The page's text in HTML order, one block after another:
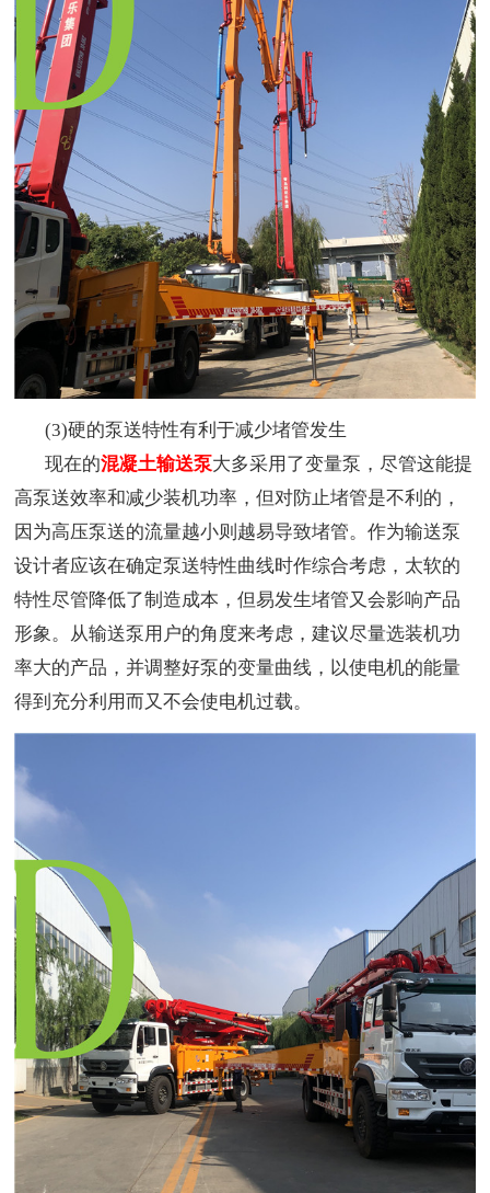
(3)硬的泵送特性有利于减少堵管发生
现在的混凝土输送泵大多采用了变量泵，尽管这能提
高泵送效率和减少装机功率，但对防止堵管是不利的，
因为高压泵送的流量越小则越易导致堵管。作为输送泵
设计者应该在确定泵送特性曲线时作综合考虑，太软的
特性尽管降低了制造成本，但易发生堵管又会影响产品
形象。从输送泵用户的角度来考虑，建议尽量选装机功
率大的产品，并调整好泵的变量曲线，以使电机的能量
得到充分利用而又不会使电机过载。